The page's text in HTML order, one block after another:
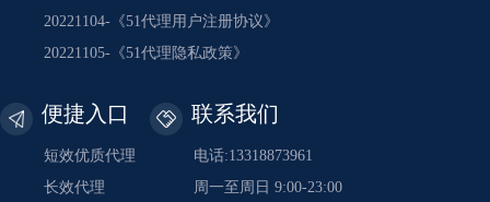
20221104-《51代理用户注册协议》
20221105-《51代理隐私政策》
便捷入口
短效优质代理
长效代理
联系我们
电话:13318873961
周一至周日 9:00-23:00